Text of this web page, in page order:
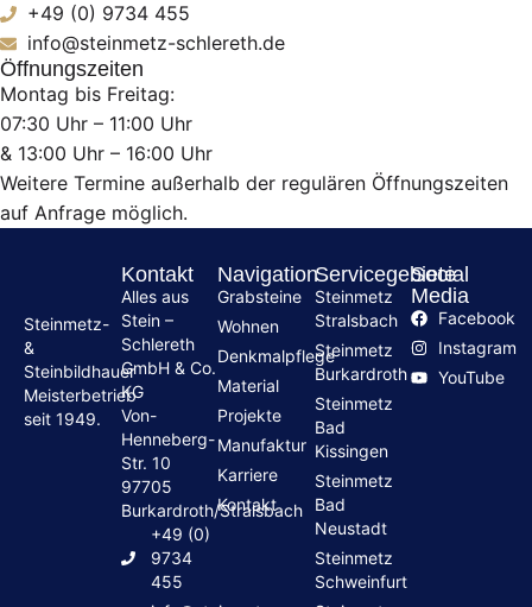
+49 (0) 9734 455
info@steinmetz-schlereth.de
Öffnungszeiten
Montag bis Freitag:
07:30 Uhr – 11:00 Uhr
& 13:00 Uhr – 16:00 Uhr
Weitere Termine außerhalb der regulären Öffnungszeiten
auf Anfrage möglich.
Steinmetz-
&
Steinbildhauer
Meisterbetrieb
seit 1949.
Kontakt
Alles aus
Stein –
Schlereth
GmbH & Co.
KG
Von-
Henneberg-
Str. 10
97705
Burkardroth/Stralsbach
+49 (0)
9734
455
Navigation
Grabsteine
Wohnen
Denkmalpflege
Material
Projekte
Manufaktur
Karriere
Kontakt
Servicegebiete
Steinmetz
Stralsbach
Steinmetz
Burkardroth
Steinmetz
Bad
Kissingen
Steinmetz
Bad
Neustadt
Steinmetz
Schweinfurt
Social
Media
Facebook
Instagram
YouTube